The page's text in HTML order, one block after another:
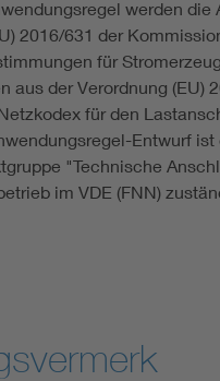
werden
2016/631 der
für
aus der Verordnung (EU)
für den
Entwurf
"Technische
im VDE (FNN)